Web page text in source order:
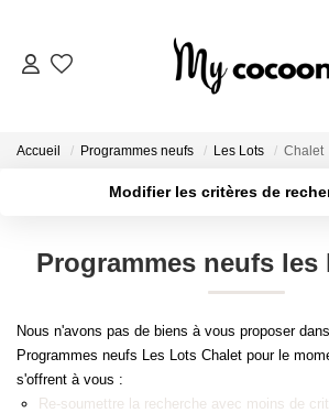
Accueil Programmes neufs Les Lots Chalet
Modifier les critères de
Surface min
Plus de critères
Programmes neufs
Nous n'avons pas de biens à vous proposer
Programmes neufs Les Lots Chalet pour le
s'offrent à vous :
Re-soumettre la recherche avec moins de